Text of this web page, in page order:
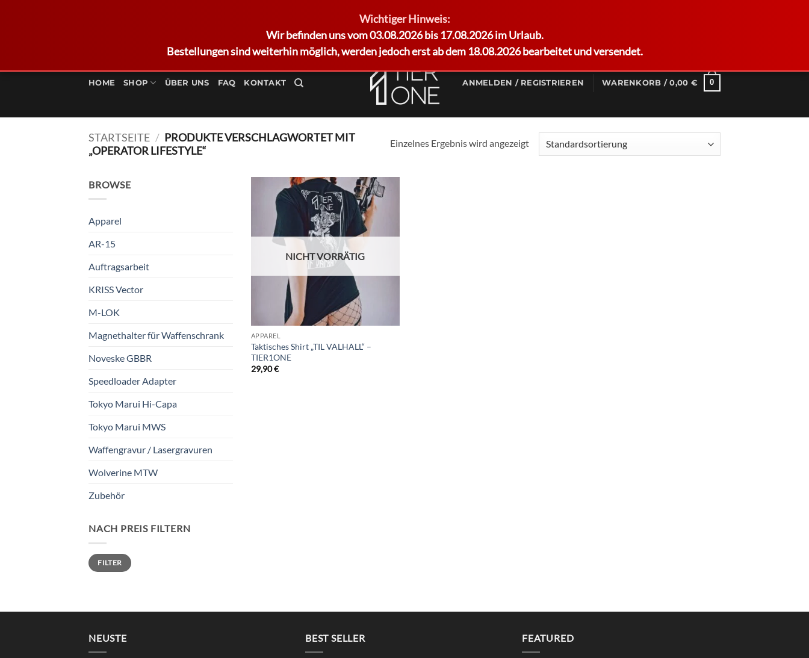
Wichtiger Hinweis:
Wir befinden uns vom 03.08.2026 bis 17.08.2026 im Urlaub.
Bestellungen sind weiterhin möglich, werden jedoch erst ab dem 18.08.2026 bearbeitet und versendet.
Inhalt
HOME SHOP ÜBER UNS FAQ KONTAKT ANMELDEN / REGISTRIEREN WARENKORB /0,00 € 0
STARTSEITE / PRODUKTE VERSCHLAGWORTET MIT
„OPERATOR LIFESTYLE“
Einzelnes Ergebnis wird angezeigt
BROWSE
Apparel
AR-15
Auftragsarbeit
KRISS Vector
M-LOK
Magnethalter für Waffenschrank
Noveske GBBR
Speedloader Adapter
Tokyo Marui Hi-Capa
Tokyo Marui MWS
Waffengravur / Lasergravuren
Wolverine MTW
Zubehör
NACH PREIS FILTERN
Min.
Preis
Max.
PreisFILTER
Add to
wishlist
NICHT VORRÄTIG
APPAREL
Taktisches Shirt „TIL VALHALL“ –
TIER1ONE
29,90€
NEUSTE BEST SELLER FEATURED